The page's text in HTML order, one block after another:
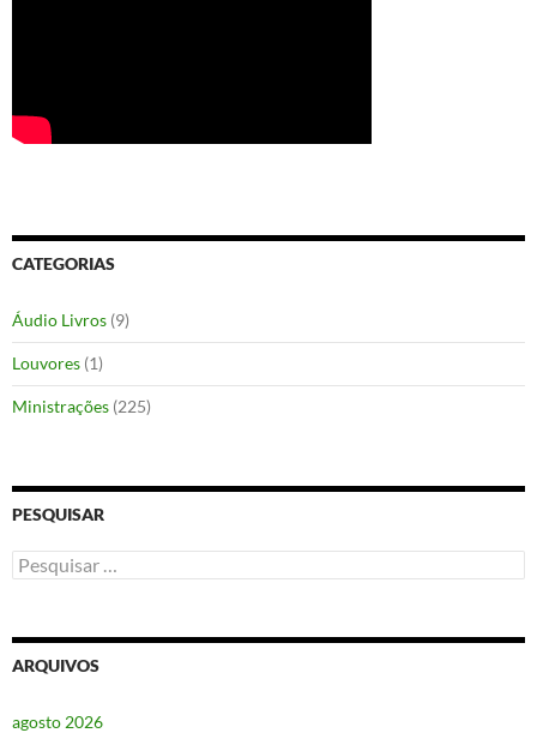
CATEGORIAS
Áudio Livros (9)
Louvores (1)
Ministrações (225)
PESQUISAR
Pesquisar
por:
ARQUIVOS
agosto 2026